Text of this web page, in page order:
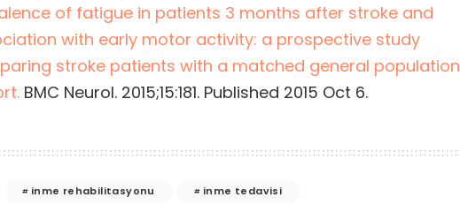
of fatigue in patients 3 months after stroke and
with early motor activity: a prospective study
stroke patients with a matched general population
BMC Neurol. 2015;15:181. Published 2015 Oct 6.
inme rehabilitasyonu inme tedavisi